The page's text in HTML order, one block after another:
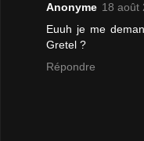
Anonyme 18 août
Euuh je me
Gretel ?
Répondre